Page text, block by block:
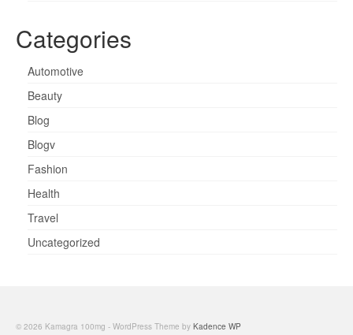
Categories
Automotive
Beauty
Blog
Blogv
Fashion
Health
Travel
Uncategorized
© 2026 Kamagra 100mg - WordPress Theme by Kadence WP